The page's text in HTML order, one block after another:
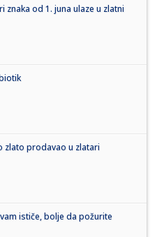
znaka od 1. juna ulaze u zlatni
zlato prodavao u zlatari
ističe, bolje da požurite